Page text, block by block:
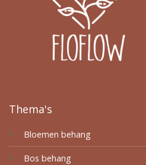
Thema's
Bloemen behang
Bos behang